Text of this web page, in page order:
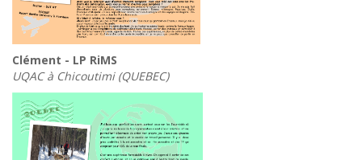
Clément - LP RiMS
UQAC à Chicoutimi (QUEBEC)